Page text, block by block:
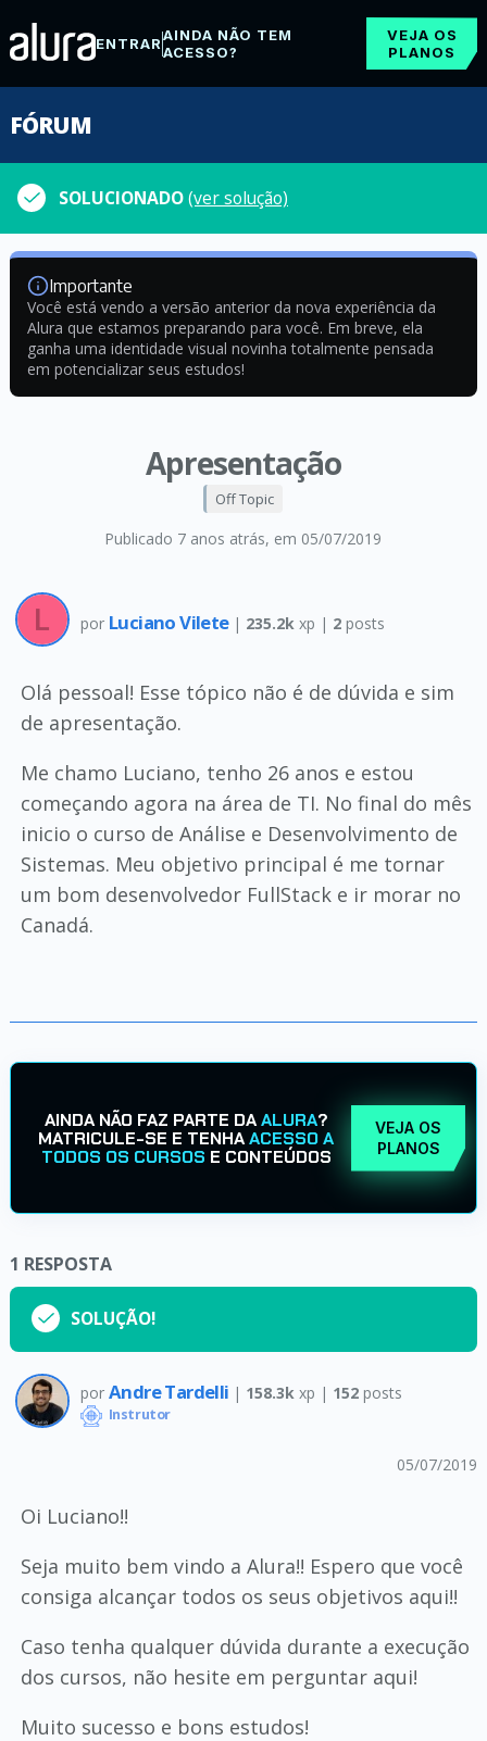
ENTRARAINDA NÃO TEM
ACESSO?
VEJA OS
PLANOS
FÓRUM
SOLUCIONADO(ver solução)
Importante
Você está vendo a versão anterior da nova experiência da
Alura que estamos preparando para você. Em breve, ela
ganha uma identidade visual novinha totalmente pensada
em potencializar seus estudos!
Apresentação
Publicado 7 anos atrás, em 05/07/2019
Off Topic
por Luciano Vilete | 235.2k xp | 2posts
Olá pessoal! Esse tópico não é de dúvida e sim
de apresentação.
Me chamo Luciano, tenho 26 anos e estou
começando agora na área de TI. No final do mês
inicio o curso de Análise e Desenvolvimento de
Sistemas. Meu objetivo principal é me tornar
um bom desenvolvedor FullStack e ir morar no
Canadá.
AINDA NÃO FAZ PARTE DAALURA?
MATRICULE-SE E TENHAACESSO A
TODOS OS CURSOS E CONTEÚDOS
VEJA OS
PLANOS
1 RESPOSTA
SOLUÇÃO!
por Andre Tardelli | 158.3k xp | 152posts
Instrutor
05/07/2019
Oi Luciano!!
Seja muito bem vindo a Alura!! Espero que você
consiga alcançar todos os seus objetivos aqui!!
Caso tenha qualquer dúvida durante a execução
dos cursos, não hesite em perguntar aqui!
Muito sucesso e bons estudos!